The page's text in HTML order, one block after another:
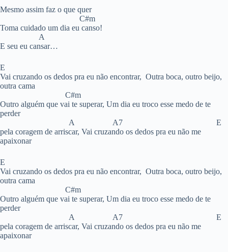
Mesmo assim faz o que quer
C#m
Toma cuidado um dia eu canso!
A
E seu eu cansar…
E
Vai cruzando os dedos pra eu não encontrar, Outra boca, outro beijo,
outra cama
C#m
Outro alguém que vai te superar, Um dia eu troco esse medo de te
perder
A A7 E
pela coragem de arriscar, Vai cruzando os dedos pra eu não me
apaixonar
E
Vai cruzando os dedos pra eu não encontrar, Outra boca, outro beijo,
outra cama
C#m
Outro alguém que vai te superar, Um dia eu troco esse medo de te
perder
A A7 E
pela coragem de arriscar, Vai cruzando os dedos pra eu não me
apaixonar